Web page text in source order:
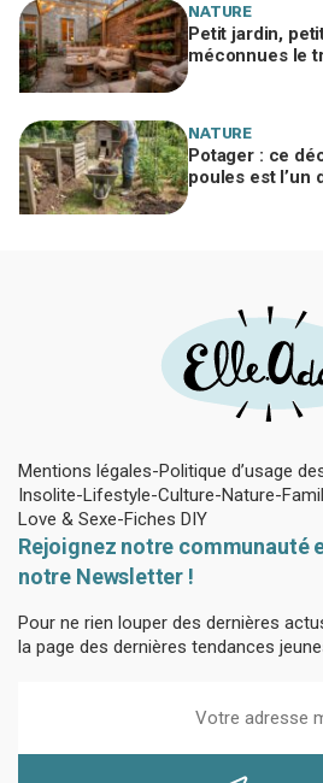
NATURE
Petit jardin,
méconnues le
NATURE
Potager : ce
poules est l’un
Mentions légales Politique d’usage
Insolite Lifestyle Culture Nature
Love & Sexe Fiches DIY
Rejoignez notre communauté
notre Newsletter !
Pour ne rien louper des dernières
la page des dernières tendances